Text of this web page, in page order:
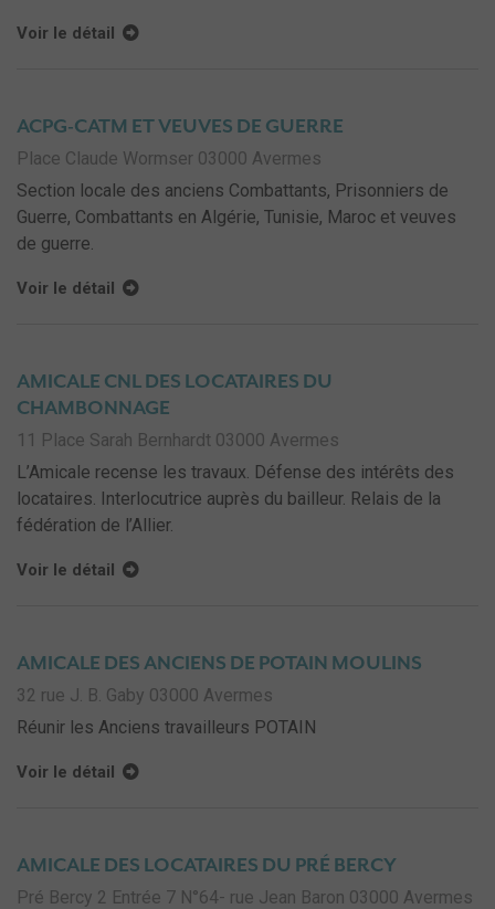
Voir le détail
ACPG-CATM ET VEUVES DE GUERRE
Place Claude Wormser 03000 Avermes
Section locale des anciens Combattants, Prisonniers de
Guerre, Combattants en Algérie, Tunisie, Maroc et veuves
de guerre.
Voir le détail
AMICALE CNL DES LOCATAIRES DU
CHAMBONNAGE
11 Place Sarah Bernhardt 03000 Avermes
L’Amicale recense les travaux. Défense des intérêts des
locataires. Interlocutrice auprès du bailleur. Relais de la
fédération de l’Allier.
Voir le détail
AMICALE DES ANCIENS DE POTAIN MOULINS
32 rue J. B. Gaby 03000 Avermes
Réunir les Anciens travailleurs POTAIN
Voir le détail
AMICALE DES LOCATAIRES DU PRÉ BERCY
Pré Bercy 2 Entrée 7 N°64- rue Jean Baron 03000 Avermes